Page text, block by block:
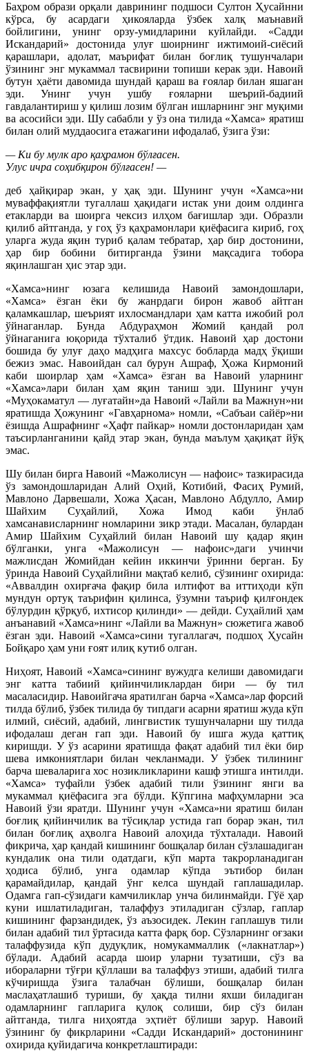
Баҳром образи орқали даврининг подшоси Султон Ҳусайнни
кўрса, бу асардаги ҳикояларда ўзбек халқ маънавий
бойлигини, унинг орзу-умидларини куйлайди. «Садди
Искандарий» достонида улуғ шоирнинг ижтимоий-сиёсий
қарашлари, адолат, маърифат билан боғлиқ тушунчалари
ўзининг энг мукаммал тасвирини топиши керак эди. Навоий
бутун ҳаёти давомида шундай қараш ва ғоялар билан яшаган
эди. Унинг учун ушбу ғояларни шеърий-бадиий
гавдалантириш у қилиш лозим бўлган ишларнинг энг муқими
ва асосийси эди. Шу сабабли у ўз она тилида «Хамса» яратиш
билан олий муддаосига етажагини ифодалаб, ўзига ўзи:
— Ки бу мулк аро қаҳрамон бўлғасен.
Улус ичра соҳибқирон бўлғасен! —
деб ҳайқирар экан, у ҳақ эди. Шунинг учун «Хамса»ни
муваффақиятли тугаллаш ҳақидаги истак уни доим олдинга
етакларди ва шоирга чексиз илҳом бағишлар эди. Образли
қилиб айтганда, у гоҳ ўз қаҳрамонлари қиёфасига кириб, гоҳ
уларга жуда яқин туриб қалам тебратар, ҳар бир достонини,
ҳар бир бобини битирганда ўзини мақсадига тобора
яқинлашган ҳис этар эди.
«Хамса»нинг юзага келишида Навоий замондошлари,
«Хамса» ёзган ёки бу жанрдаги бирон жавоб айтган
қаламкашлар, шеърият ихлосмандлари ҳам катта ижобий рол
ўйнаганлар. Бунда Абдураҳмон Жомий қандай рол
ўйнаганига юқорида тўхталиб ўтдик. Навоий ҳар достони
бошида бу улуғ даҳо мадҳига махсус бобларда мадҳ ўқиши
бежиз эмас. Навоийдан сал бурун Ашраф, Ҳожа Кирмоний
каби шоирлар ҳам «Хамса» ёзган ва Навоий уларнинг
«Хамса»лари билан ҳам яқин таниш эди. Шунинг учун
«Муҳокаматул — луғатайн»да Навоий «Лайли ва Мажнун»ни
яратишда Ҳожунинг «Гавҳарнома» номли, «Сабъаи сайёр»ни
ёзишда Ашрафнинг «Ҳафт пайкар» номли достонларидан ҳам
таъсирланганини қайд этар экан, бунда маълум ҳақиқат йўқ
эмас.
Шу билан бирга Навоий «Мажолисун — нафоис» тазкирасида
ўз замондошларидан Алий Оҳий, Котибий, Фасиҳ Румий,
Мавлоно Дарвешали, Хожа Ҳасан, Мавлоно Абдулло, Амир
Шайхим Суҳайлий, Хожа Имод каби ўнлаб
хамсанависларнинг номларини зикр этади. Масалан, булардан
Амир Шайхим Суҳайлий билан Навоий шу қадар яқин
бўлганки, унга «Мажолисун — нафоис»даги учинчи
мажлисдан Жомийдан кейин иккинчи ўринни берган. Бу
ўринда Навоий Суҳайлийни мақтаб келиб, сўзининг охирида:
«Аввалдин охирғача фақир била илтифот ва иттиҳоди кўп
мундун ортуқ таърифин қилинса, ўзумни таъриф қилғондек
бўлурдин қўрқуб, ихтисор қилинди» — дейди. Суҳайлий ҳам
анъанавий «Хамса»нинг «Лайли ва Мажнун» сюжетига жавоб
ёзган эди. Навоий «Хамса»сини тугаллагач, подшоҳ Ҳусайн
Бойқаро ҳам уни ғоят илиқ кутиб олган.
Ниҳоят, Навоий «Хамса»сининг вужудга келиши давомидаги
энг катта табиий қийинчиликлардан бири — бу тил
масаласидир. Навоийгача яратилган барча «Хамса»лар форсий
тилда бўлиб, ўзбек тилида бу типдаги асарни яратиш жуда кўп
илмий, сиёсий, адабий, лингвистик тушунчаларни шу тилда
ифодалаш деган гап эди. Навоий бу ишга жуда қаттиқ
киришди. У ўз асарини яратишда фақат адабий тил ёки бир
шева имкониятлари билан чекланмади. У ўзбек тилининг
барча шеваларига хос нозикликларини кашф этишга интилди.
«Хамса» туфайли ўзбек адабий тили ўзининг янги ва
мукаммал қиёфасига эга бўлди. Кўпгина мафҳумларни эса
Навоий ўзи яратди. Шунинг учун «Хамса»ни яратиш билан
боғлиқ қийинчилик ва тўсиқлар устида гап борар экан, тил
билан боғлиқ аҳволга Навоий алоҳида тўхталади. Навоий
фикрича, ҳар қандай кишининг бошқалар билан сўзлашадиган
кундалик она тили одатдаги, кўп марта такрорланадиган
ҳодиса бўлиб, унга одамлар кўпда эътибор билан
қарамайдилар, қандай ўнг келса шундай гаплашадилар.
Одамга гап-сўзидаги камчиликлар унча билинмайди. Гўё ҳар
куни ишлатиладиган, талаффуз этиладиган сўзлар, гаплар
кишининг фарзандидек, ўз аъзосидек. Лекин гаплашув тили
билан адабий тил ўртасида катта фарқ бор. Сўзларнинг оғзаки
талаффузида кўп дудуқлик, номукаммаллик («лакнатлар»)
бўлади. Адабий асарда шоир уларни тузатиши, сўз ва
ибораларни тўғри қўллаши ва талаффуз этиши, адабий тилга
кўчиришда ўзига талабчан бўлиши, бошқалар билан
маслаҳатлашиб туриши, бу ҳақда тилни яхши биладиган
одамларнинг гапларига қулоқ солиши, бир сўз билан
айтганда, тилга ниҳоятда эҳтиёт бўлиши зарур. Навоий
ўзининг бу фикрларини «Садди Искандарий» достонининг
охирида қуйидагича конкретлаштиради: